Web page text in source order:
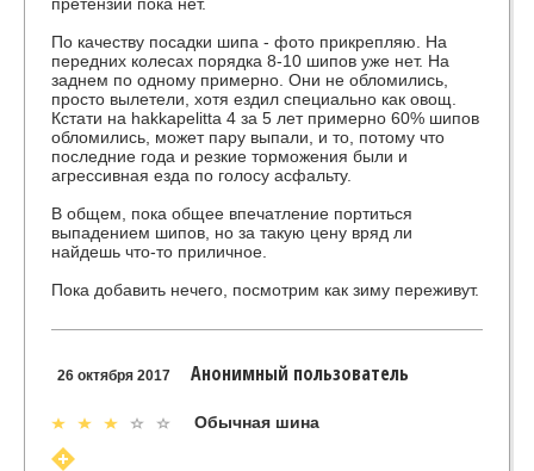
претензий пока нет.
По качеству посадки шипа - фото прикрепляю. На
передних колесах порядка 8-10 шипов уже нет. На
заднем по одному примерно. Они не обломились,
просто вылетели, хотя ездил специально как овощ.
Кстати на hakkapelitta 4 за 5 лет примерно 60% шипов
обломились, может пару выпали, и то, потому что
последние года и резкие торможения были и
агрессивная езда по голосу асфальту.
В общем, пока общее впечатление портиться
выпадением шипов, но за такую цену вряд ли
найдешь что-то приличное.
Пока добавить нечего, посмотрим как зиму переживут.
26 октября 2017 Анонимный пользователь
Обычная шина